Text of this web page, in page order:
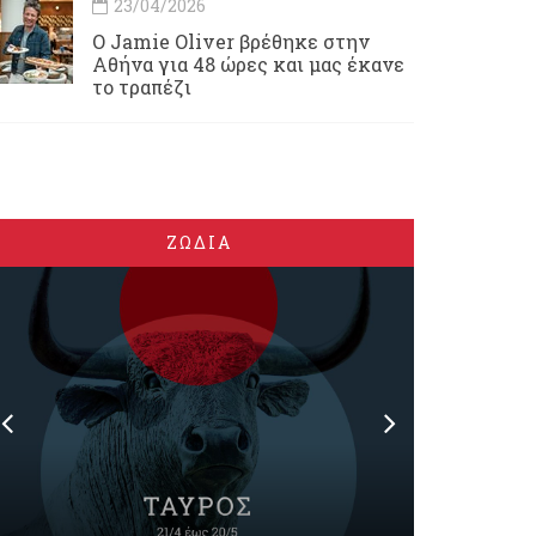
23/04/2026
Ο Jamie Oliver βρέθηκε στην
Αθήνα για 48 ώρες και μας έκανε
το τραπέζι
ΖΩΔΙΑ